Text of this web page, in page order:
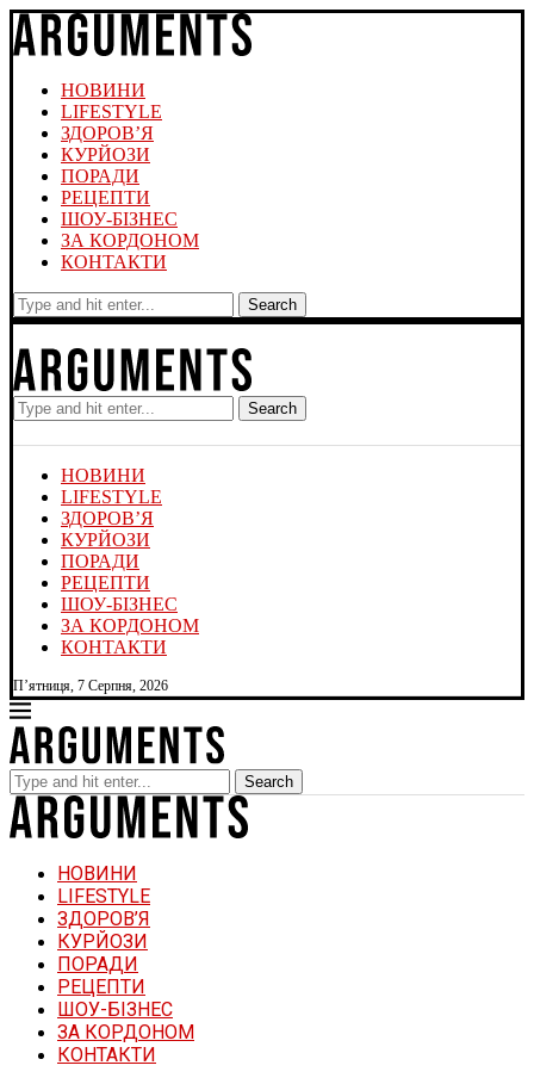
НОВИНИ
LIFESTYLE
ЗДОРОВ’Я
КУРЙОЗИ
ПОРАДИ
РЕЦЕПТИ
ШОУ-БІЗНЕС
ЗА КОРДОНОМ
КОНТАКТИ
Search
Search
НОВИНИ
LIFESTYLE
ЗДОРОВ’Я
КУРЙОЗИ
ПОРАДИ
РЕЦЕПТИ
ШОУ-БІЗНЕС
ЗА КОРДОНОМ
КОНТАКТИ
П’ятниця, 7 Серпня, 2026
Search
НОВИНИ
LIFESTYLE
ЗДОРОВ’Я
КУРЙОЗИ
ПОРАДИ
РЕЦЕПТИ
ШОУ-БІЗНЕС
ЗА КОРДОНОМ
КОНТАКТИ